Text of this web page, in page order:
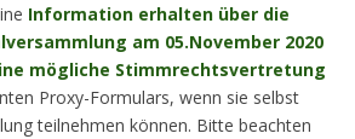
Information erhalten über die
am 05.November 2020
mögliche Stimmrechtsvertretung
Proxy-Formulars, wenn sie selbst
teilnehmen können. Bitte beachten